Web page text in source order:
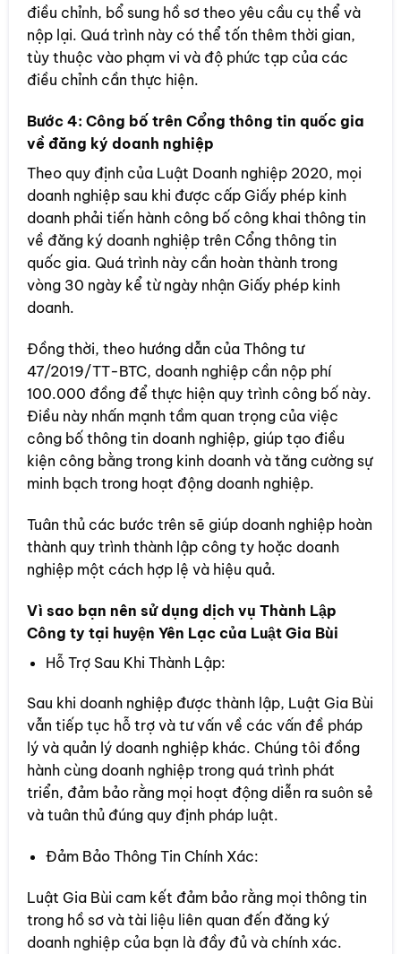
điều chỉnh, bổ sung hồ sơ theo yêu cầu cụ thể và
nộp lại. Quá trình này có thể tốn thêm thời gian,
tùy thuộc vào phạm vi và độ phức tạp của các
điều chỉnh cần thực hiện.
Bước 4: Công bố trên Cổng thông tin quốc gia
về đăng ký doanh nghiệp
Theo quy định của Luật Doanh nghiệp 2020, mọi
doanh nghiệp sau khi được cấp Giấy phép kinh
doanh phải tiến hành công bố công khai thông tin
về đăng ký doanh nghiệp trên Cổng thông tin
quốc gia. Quá trình này cần hoàn thành trong
vòng 30 ngày kể từ ngày nhận Giấy phép kinh
doanh.
Đồng thời, theo hướng dẫn của Thông tư
47/2019/TT-BTC, doanh nghiệp cần nộp phí
100.000 đồng để thực hiện quy trình công bố này.
Điều này nhấn mạnh tầm quan trọng của việc
công bố thông tin doanh nghiệp, giúp tạo điều
kiện công bằng trong kinh doanh và tăng cường sự
minh bạch trong hoạt động doanh nghiệp.
Tuân thủ các bước trên sẽ giúp doanh nghiệp hoàn
thành quy trình thành lập công ty hoặc doanh
nghiệp một cách hợp lệ và hiệu quả.
Vì sao bạn nên sử dụng dịch vụ Thành Lập
Công ty tại huyện Yên Lạc của Luật Gia Bùi
Hỗ Trợ Sau Khi Thành Lập:
Sau khi doanh nghiệp được thành lập, Luật Gia Bùi
vẫn tiếp tục hỗ trợ và tư vấn về các vấn đề pháp
lý và quản lý doanh nghiệp khác. Chúng tôi đồng
hành cùng doanh nghiệp trong quá trình phát
triển, đảm bảo rằng mọi hoạt động diễn ra suôn sẻ
và tuân thủ đúng quy định pháp luật.
Đảm Bảo Thông Tin Chính Xác:
Luật Gia Bùi cam kết đảm bảo rằng mọi thông tin
trong hồ sơ và tài liệu liên quan đến đăng ký
doanh nghiệp của bạn là đầy đủ và chính xác.